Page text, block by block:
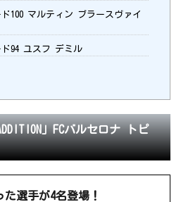
100 マルティン ブラースヴァイ
94 ユスフ デミル
」FCバルセロナ トピ
選手が4名登場！